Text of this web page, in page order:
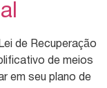
de Recuperação
de meios
em seu plano de